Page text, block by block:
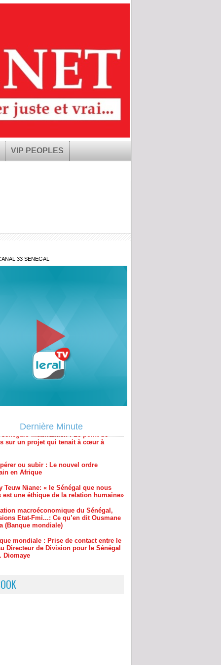
VIP PEOPLES
33 SENEGAL
Dernière Minute
ou subir : Le nouvel ordre
en Afrique
est une éthique de la relation humaine»
Etat-Fmi...: Ce qu’en dit Ousmane
(Banque mondiale)
mondiale : Prise de contact entre le
Directeur de Division pour le Sénégal
Diomaye
: le maire Djibril Sonko ira
au procureur s’il ne…